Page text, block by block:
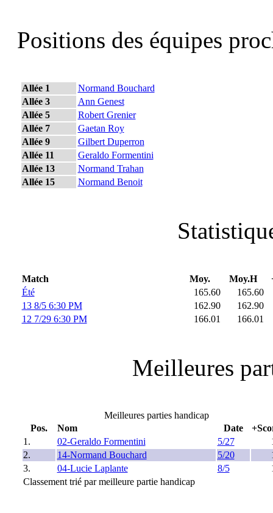
Positions des équipes
Allée 1
Normand Bouchard
Allée 3
Ann Genest
Allée 5
Robert Grenier
Allée 7
Gaetan Roy
Allée 9
Gilbert Duperron
Allée 11
Geraldo Formentini
Allée 13
Normand Trahan
Allée 15
Normand Benoit
Match Moy. Moy.H
Été
165.60
165.60
13 8/5 6:30 PM
162.90
162.90
12 7/29 6:30 PM
166.01 166.01
Meilleures
Meilleures parties handicap
Pos.
Nom Date
1.
02-Geraldo Formentini 5/27
2.
14-Normand Bouchard 5/20
3.
04-Lucie Laplante 8/5
Classement trié par meilleure partie handicap